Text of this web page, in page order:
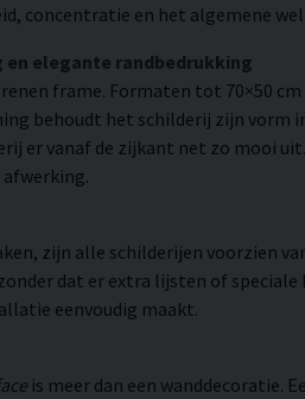
concentratie en het algemene
elegante randbedrukking
frame. Formaten tot 70×50
behoudt het schilderij zijn
er vanaf de zijkant net zo mooi
zijn alle schilderijen voorzien
dat er extra lijsten of
eenvoudig maakt.
is meer dan een wanddecoratie.